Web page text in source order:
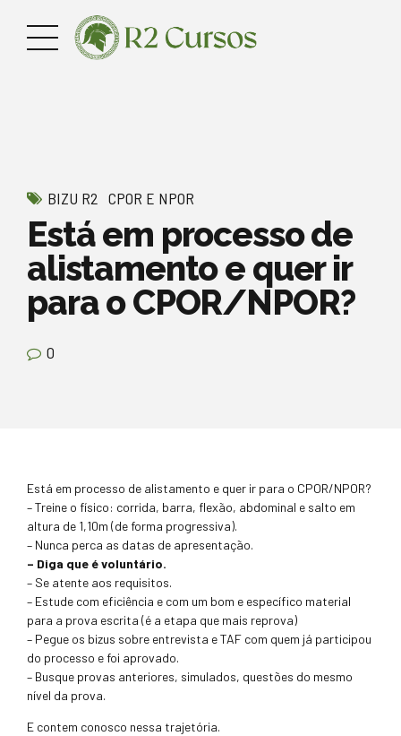
BIZU R2 CPOR E NPOR
Está em processo de
alistamento e quer ir
para o CPOR/NPOR?
0
Está em processo de alistamento e quer ir para o CPOR/NPOR?
– Treine o físico: corrida, barra, flexão, abdominal e salto em
altura de 1,10m (de forma progressiva).
– Nunca perca as datas de apresentação.
– Diga que é voluntário.
– Se atente aos requisitos.
– Estude com eficiência e com um bom e específico material
para a prova escrita (é a etapa que mais reprova)
– Pegue os bizus sobre entrevista e TAF com quem já participou
do processo e foi aprovado.
– Busque provas anteriores, simulados, questões do mesmo
nível da prova.
E contem conosco nessa trajetória.